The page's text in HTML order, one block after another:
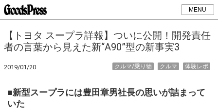
MENU
【トヨタ スープラ詳報】ついに公開！開発責任
者の言葉から見えた新“A90”型の新事実3
2019/01/20 体験レポ
クルマ
クルマ/乗り物
■新型スープラには豊田章男社長の思いが詰まって
いた